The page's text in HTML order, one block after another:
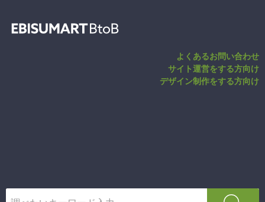
よくあるお問い合わせ
サイト運営をする方向け
デザイン制作をする方向け